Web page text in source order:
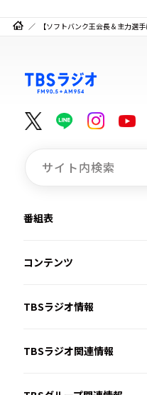
【ソフトバンク王会長＆主力選手
番組表
コンテンツ
TBSラジオ情報
TBSラジオ関連情報